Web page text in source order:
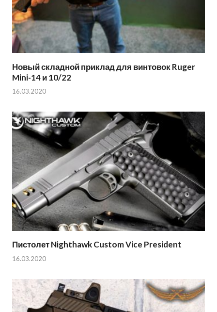
Новый складной приклад для винтовок Ruger
Mini-14 и 10/22
16.03.2020
Пистолет Nighthawk Custom Vice President
16.03.2020